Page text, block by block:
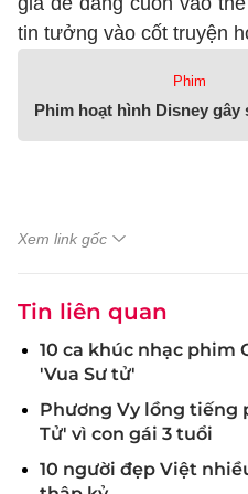
tin tưởng vào cốt truyện
Phim
Phim hoạt hình Disney gây
Xem link gốc
Tin liên quan
10 ca khúc nhạc phim
'Vua Sư tử'
Phương Vy lồng tiếng
Tử' vì con gái 3 tuổi
10 người đẹp Việt